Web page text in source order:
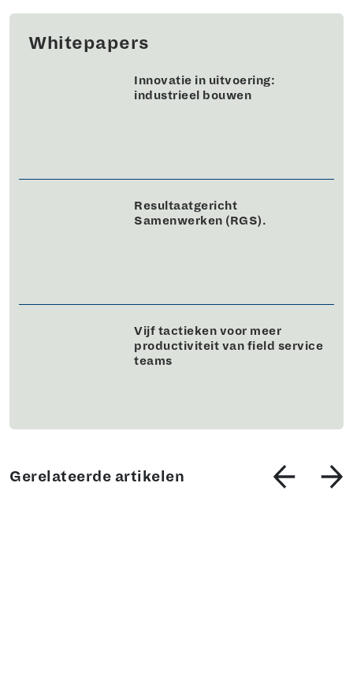
Whitepapers
Innovatie in uitvoering:
industrieel bouwen
Resultaatgericht
Samenwerken (RGS).
Vijf tactieken voor meer
productiviteit van field service
teams
Gerelateerde artikelen